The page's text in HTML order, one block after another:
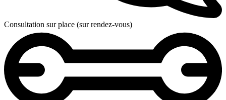
Consultation sur place (sur rendez-vous)